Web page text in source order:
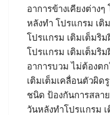
อาการข้างเคียงต่าง
หลังทำ โปรแกรม เติ
โปรแกรม เติมเต็มริ
โปรแกรม เติมเต็มริม
อาการบวม ไม่ต้องต
เติมเต็มเคลื่อนตัวผิด
ชนิด ป้องกันการสลาย
วันหลังทำโปรแกรม